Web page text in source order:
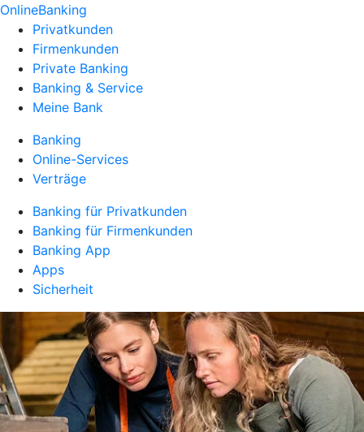
OnlineBanking
Privatkunden
Firmenkunden
Private Banking
Banking & Service
Meine Bank
Banking
Online-Services
Verträge
Banking für Privatkunden
Banking für Firmenkunden
Banking App
Apps
Sicherheit